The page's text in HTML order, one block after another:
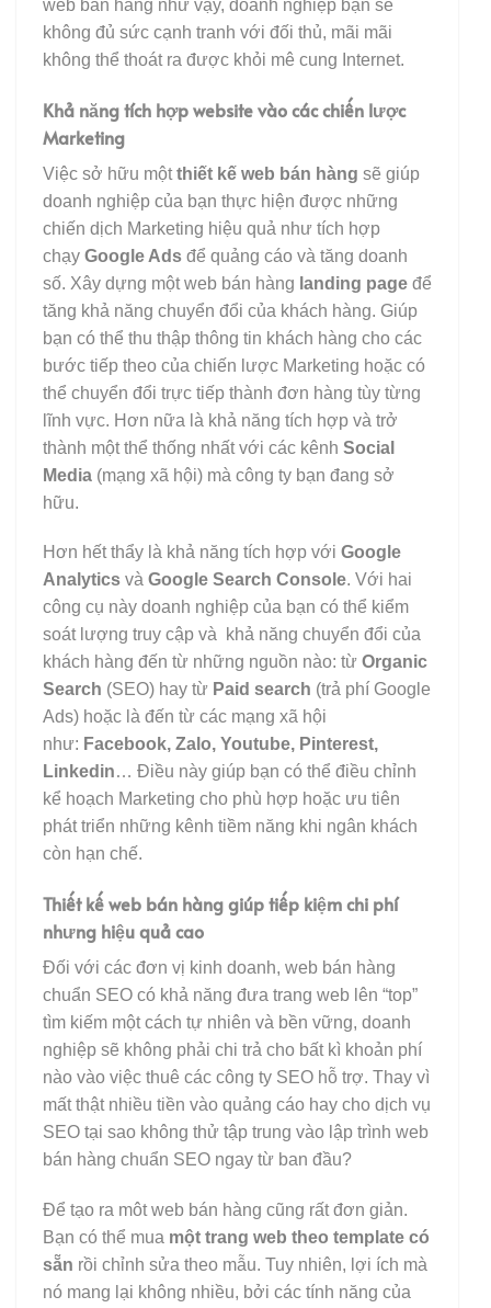
web bán hàng như vậy, doanh nghiệp bạn sẽ
không đủ sức cạnh tranh với đối thủ, mãi mãi
không thể thoát ra được khỏi mê cung Internet.
Khả năng tích hợp website vào các chiến lược
Marketing
Việc sở hữu mộtthiết kế web bán hàng sẽ giúp
doanh nghiệp của bạn thực hiện được những
chiến dịch Marketing hiệu quả như tích hợp
chạy Google Ads để quảng cáo và tăng doanh
số. Xây dựng một web bán hàng landing page để
tăng khả năng chuyển đổi của khách hàng. Giúp
bạn có thể thu thập thông tin khách hàng cho các
bước tiếp theo của chiến lược Marketing hoặc có
thể chuyển đổi trực tiếp thành đơn hàng tùy từng
lĩnh vực. Hơn nữa là khả năng tích hợp và trở
thành một thể thống nhất với các kênh Social
Media (mạng xã hội) mà công ty bạn đang sở
hữu.
Hơn hết thẩy là khả năng tích hợp với Google
Analytics và Google Search Console. Với hai
công cụ này doanh nghiệp của bạn có thể kiểm
soát lượng truy cập và khả năng chuyển đổi của
khách hàng đến từ những nguồn nào: từ Organic
Search (SEO) hay từ Paid search (trả phí Google
Ads) hoặc là đến từ các mạng xã hội
như: Facebook, Zalo, Youtube, Pinterest,
Linkedin… Điều này giúp bạn có thể điều chỉnh
kể hoạch Marketing cho phù hợp hoặc ưu tiên
phát triển những kênh tiềm năng khi ngân khách
còn hạn chế.
Thiết kế web bán hàng giúp tiếp kiệm chi phí
nhưng hiệu quả cao
Đối với các đơn vị kinh doanh, web bán hàng
chuẩn SEO có khả năng đưa trang web lên “top”
tìm kiếm một cách tự nhiên và bền vững, doanh
nghiệp sẽ không phải chi trả cho bất kì khoản phí
nào vào việc thuê các công ty SEO hỗ trợ. Thay vì
mất thật nhiều tiền vào quảng cáo hay cho dịch vụ
SEO tại sao không thử tập trung vào lập trình web
bán hàng chuẩn SEO ngay từ ban đầu?
Để tạo ra môt web bán hàng cũng rất đơn giản.
Bạn có thể mua một trang web theo template có
sẵn rồi chỉnh sửa theo mẫu. Tuy nhiên, lợi ích mà
nó mang lại không nhiều, bởi các tính năng của